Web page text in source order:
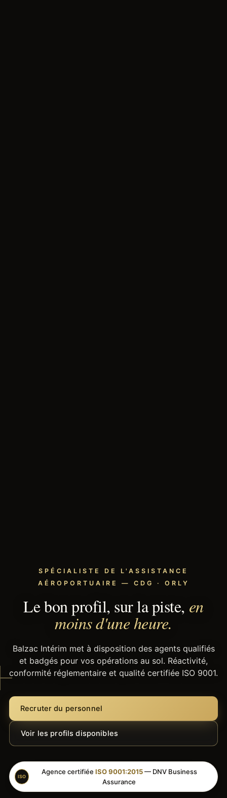
SPÉCIALISTE DE L'ASSISTANCE
AÉROPORTUAIRE — CDG · ORLY
Le bon profil, sur la piste, en
moins d'une heure.
Balzac Intérim met à disposition des agents qualifiés
et badgés pour vos opérations au sol. Réactivité,
conformité réglementaire et qualité certifiée ISO 9001.
Recruter du personnel
Voir les profils disponibles
ISO
Agence certifiée ISO 9001:2015— DNV Business
Assurance